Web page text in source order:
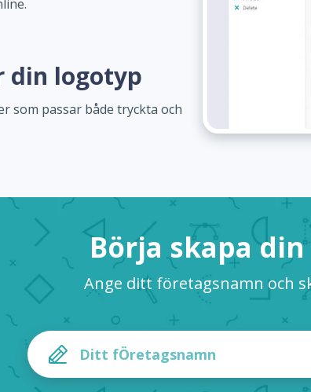
din logotyp
som passar både tryckta och
Börja skapa
Ange ditt företagsnamn och